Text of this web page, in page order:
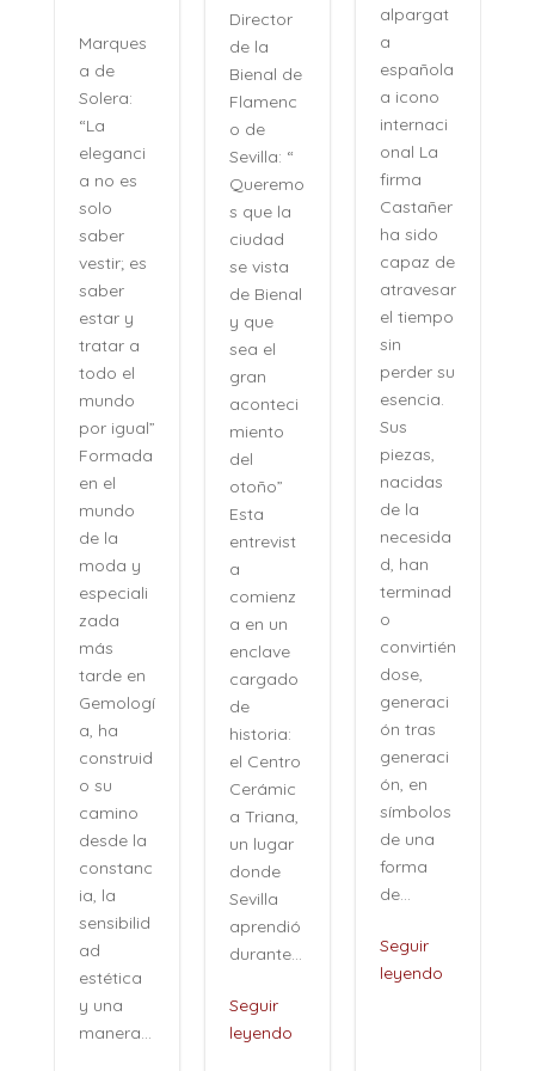
de la
Bienal de
Flamenc
o de
Sevilla: “
Queremo
s que la
ciudad
se vista
de Bienal
y que
sea el
gran
aconteci
miento
del
otoño”
Esta
entrevist
a
comienz
a en un
enclave
cargado
de
historia:
el Centro
Cerámic
a Triana,
un lugar
donde
Sevilla
aprendió
durante...
Seguir
leyendo
alpargat
a
española
a icono
internaci
onal La
firma
Castañer
ha sido
capaz de
atravesar
el tiempo
sin
perder su
esencia.
Sus
piezas,
nacidas
de la
necesida
terminad
o
convirtién
dose,
generaci
ón tras
generaci
ón, en
símbolos
de una
forma
de...
Seguir
se apaga
años
después,
su
nombre
pronunci
a como
pronunci
an los
s, sino
como se
certezas:
sin
esfuerzo,
sin
distancia,
naturalid
desconci
erta. Su
e al
de...